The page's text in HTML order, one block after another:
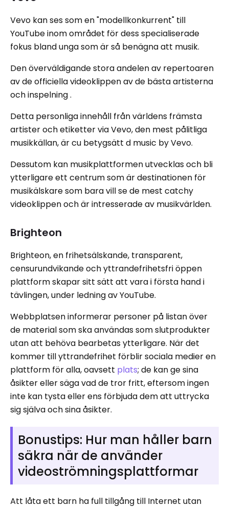
Vevo kan ses som en "modellkonkurrent" till
YouTube inom området för dess specialiserade
fokus bland unga som är så benägna att musik.
Den överväldigande stora andelen av repertoaren
av de officiella videoklippen av de bästa artisterna
och inspelning .
Detta personliga innehåll från världens främsta
artister och etiketter via Vevo, den mest pålitliga
musikkällan, är cu betygsätt d music by Vevo.
Dessutom kan musikplattformen utvecklas och bli
ytterligare ett centrum som är destinationen för
musikälskare som bara vill se de mest catchy
videoklippen och är intresserade av musikvärlden.
Brighteon
Brighteon, en frihetsälskande, transparent,
censurundvikande och yttrandefrihetsfri öppen
plattform skapar sitt sätt att vara i första hand i
tävlingen, under ledning av YouTube.
Webbplatsen informerar personer på listan över
de material som ska användas som slutprodukter
utan att behöva bearbetas ytterligare. När det
kommer till yttrandefrihet förblir sociala medier en
plattform för alla, oavsett plats; de kan ge sina
åsikter eller säga vad de tror fritt, eftersom ingen
inte kan tysta eller ens förbjuda dem att uttrycka
sig själva och sina åsikter.
Bonustips: Hur man håller barn
säkra när de använder
videoströmningsplattformar
Att låta ett barn ha full tillgång till Internet utan